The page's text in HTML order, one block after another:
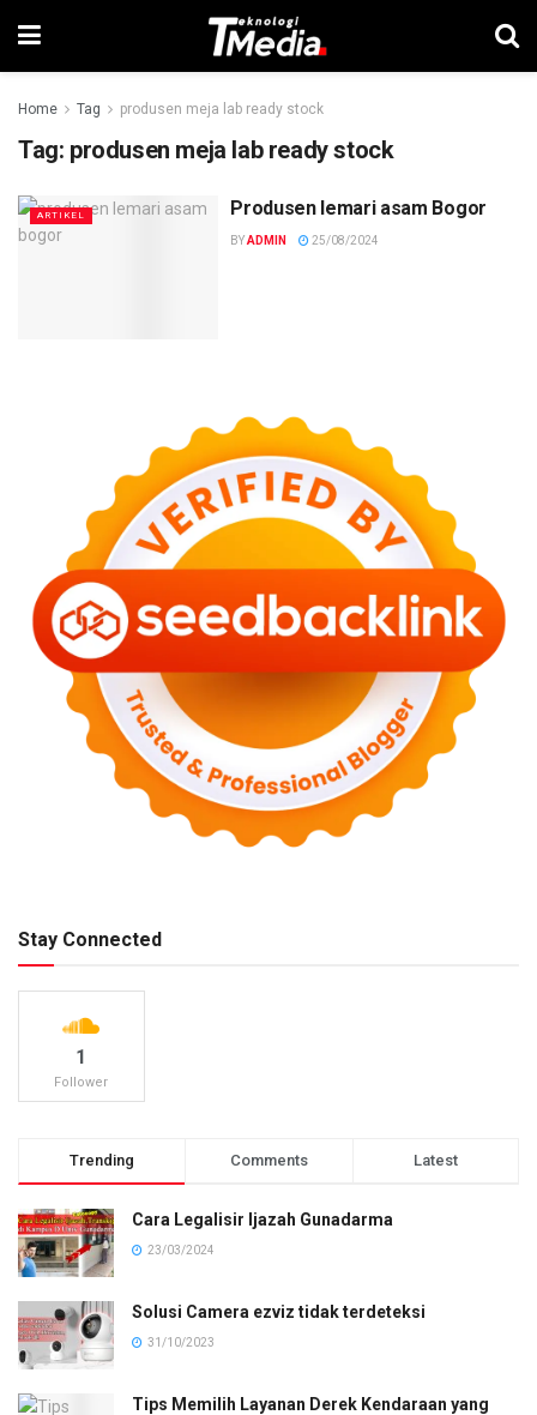
Home Tag produsen meja lab ready stock
Tag: produsen meja lab ready stock
ARTIKEL Produsen lemari asam Bogor
BYADMIN 25/08/2024
Stay Connected
1
Follower
Trending Comments Latest
Cara Legalisir Ijazah Gunadarma
23/03/2024
Solusi Camera ezviz tidak terdeteksi
31/10/2023
Tips Memilih Layanan Derek Kendaraan yang